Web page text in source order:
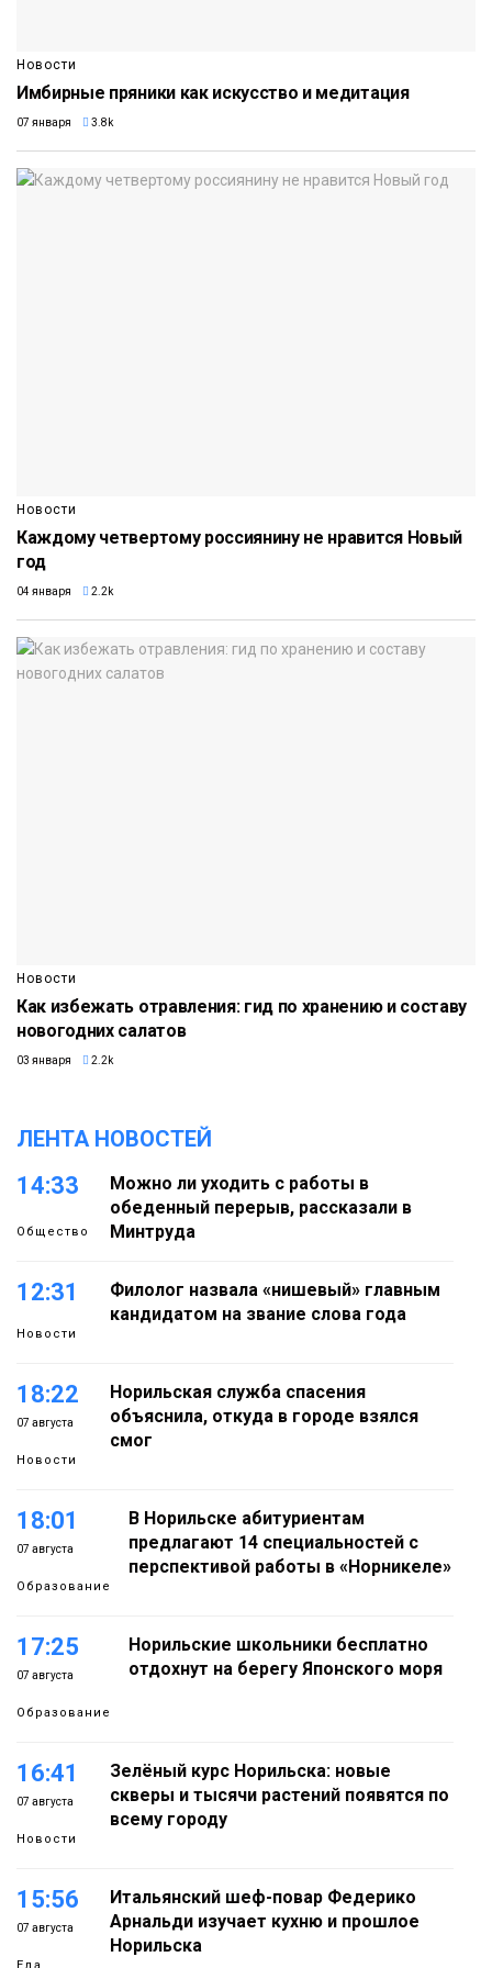
Новости
Имбирные пряники как искусство и медитация
07 января 3.8k
Новости
Каждому четвертому россиянину не нравится Новый
год
04 января 2.2k
Новости
Как избежать отравления: гид по хранению и составу
новогодних салатов
03 января 2.2k
ЛЕНТА НОВОСТЕЙ
14:33
Общество
Можно ли уходить с работы в
обеденный перерыв, рассказали в
Минтруда
12:31
Новости
Филолог назвала «нишевый» главным
кандидатом на звание слова года
18:22
07 августа
Новости
Норильская служба спасения
объяснила, откуда в городе взялся
смог
18:01
07 августа
Образование
В Норильске абитуриентам
предлагают 14 специальностей с
перспективой работы в «Норникеле»
17:25
07 августа
Образование
Норильские школьники бесплатно
отдохнут на берегу Японского моря
16:41
07 августа
Новости
Зелёный курс Норильска: новые
скверы и тысячи растений появятся по
всему городу
15:56
07 августа
Итальянский шеф-повар Федерико
Арнальди изучает кухню и прошлое
Норильска